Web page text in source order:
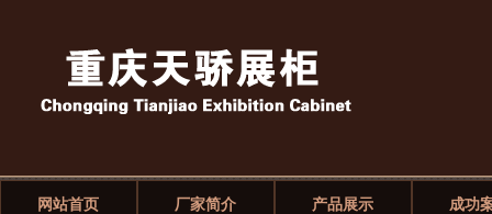
网站首页 厂家简介 产品展示 成功